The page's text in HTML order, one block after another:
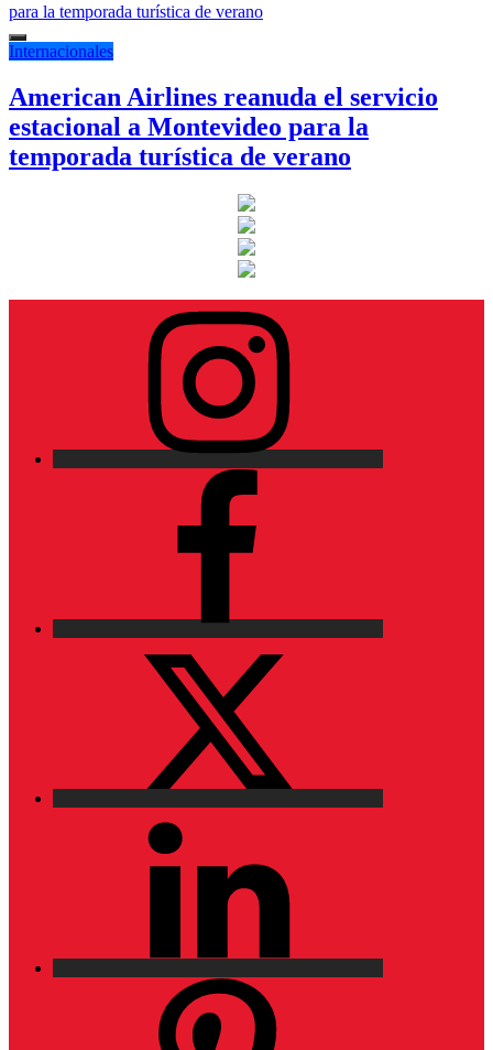
Internacionales
American Airlines reanuda el servicio
estacional a Montevideo para la
temporada turística de verano